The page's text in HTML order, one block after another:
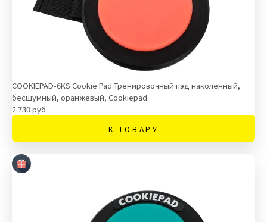
COOKIEPAD-6KS Cookie Pad Тренировочный пэд наколенный,
бесшумный, оранжевый, Cookiepad
2 730 руб
К ТОВАРУ